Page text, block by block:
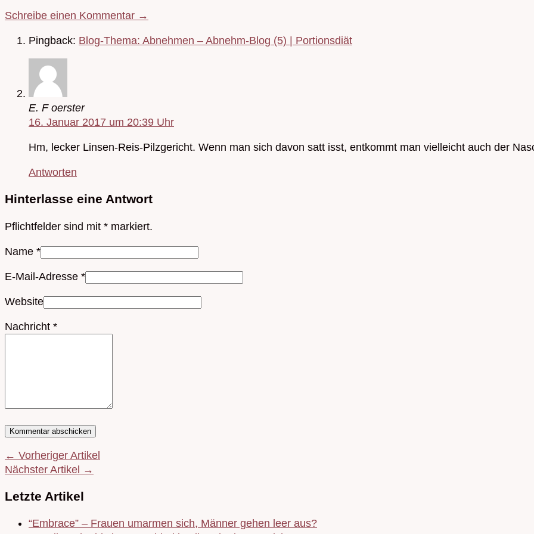
Schreibe einen Kommentar →
Pingback: Blog-Thema: Abnehmen – Abnehm-Blog (5) | Portionsdiät
E. F oerster
16. Januar 2017 um 20:39 Uhr
Hm, lecker Linsen-Reis-Pilzgericht. Wenn man sich davon satt isst, entkommt man vielleicht auch der
Antworten
Hinterlasse eine Antwort
Pflichtfelder sind mit * markiert.
Name *
E-Mail-Adresse *
Website
Nachricht *
← Vorheriger Artikel
Nächster Artikel →
Letzte Artikel
“Embrace” – Frauen umarmen sich, Männer gehen leer aus?